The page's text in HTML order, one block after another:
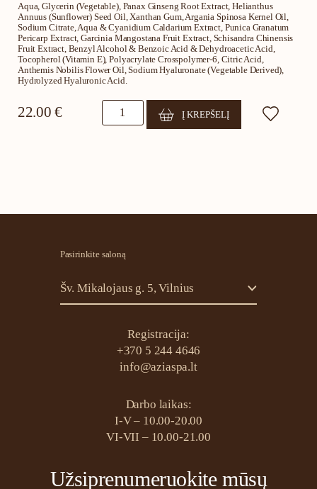
Aqua, Glycerin (Vegetable), Panax Ginseng Root Extract, Helianthus
Annuus (Sunflower) Seed Oil, Xanthan Gum, Argania Spinosa Kernel Oil,
Sodium Citrate, Aqua & Cyanidium Caldarium Extract, Punica Granatum
Pericarp Extract, Garcinia Mangostana Fruit Extract, Schisandra Chinensis
Fruit Extract, Benzyl Alcohol & Benzoic Acid & Dehydroacetic Acid,
Tocopherol (Vitamin E), Polyacrylate Crosspolymer-6, Citric Acid,
Anthemis Nobilis Flower Oil, Sodium Hyaluronate (Vegetable Derived),
Hydrolyzed Hyaluronic Acid.
22.00 €
produkto
kiekis:
su
Į KREPŠELĮ
Pasirinkite saloną
Šv. Mikalojaus g. 5, Vilnius
Registracija:
+370 5 244 4646
info@aziaspa.lt
Darbo laikas:
I-V – 10.00-20.00
VI-VII – 10.00-21.00
Užsiprenumeruokite mūsų